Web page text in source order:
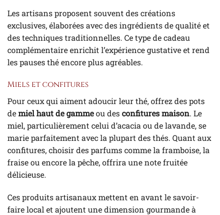
Les artisans proposent souvent des créations
exclusives, élaborées avec des ingrédients de qualité et
des techniques traditionnelles. Ce type de cadeau
complémentaire enrichit l’expérience gustative et rend
les pauses thé encore plus agréables.
Miels et confitures
Pour ceux qui aiment adoucir leur thé, offrez des pots
demiel haut de gammeou desconfitures maison. Le
miel, particulièrement celui d’acacia ou de lavande, se
marie parfaitement avec la plupart des thés. Quant aux
confitures, choisir des parfums comme la framboise, la
fraise ou encore la pêche, offrira une note fruitée
délicieuse.
Ces produits artisanaux mettent en avant le savoir-
faire local et ajoutent une dimension gourmande à